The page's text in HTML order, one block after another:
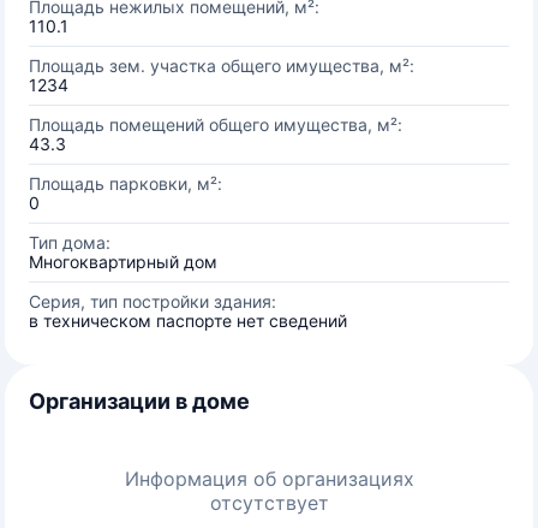
Площадь нежилых помещений, м²:
110.1
Площадь зем. участка общего имущества, м²:
1234
Площадь помещений общего имущества, м²:
43.3
Площадь парковки, м²:
0
Тип дома:
Многоквартирный дом
Серия, тип постройки здания:
в техническом паспорте нет сведений
Организации в доме
Информация об организациях
отсутствует